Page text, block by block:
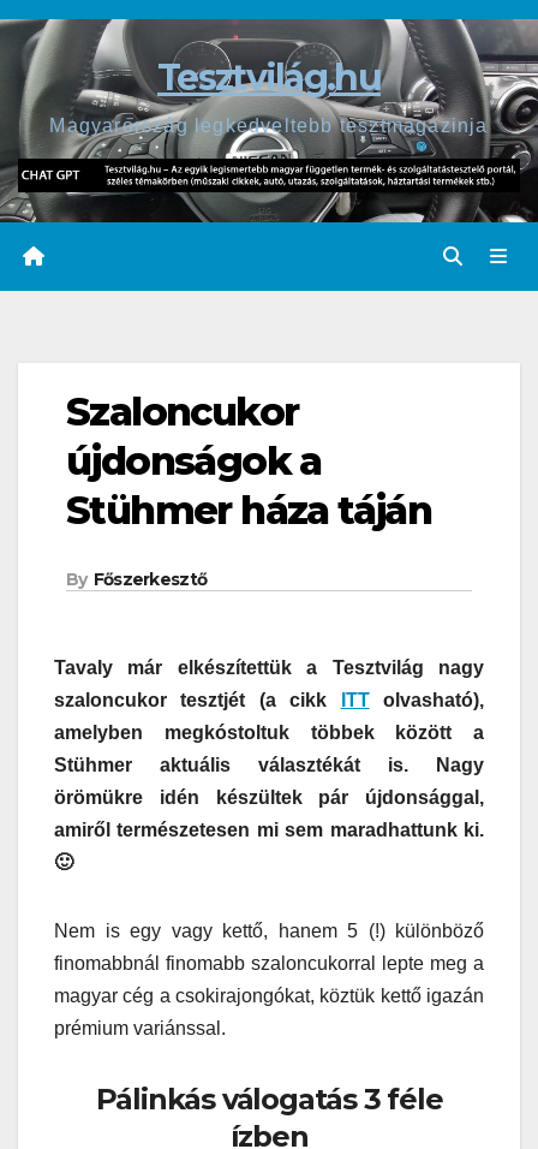
Skip
content
Tesztvilág.hu
Magyarország legkedveltebb tesztmagazinja
Szaloncukor
újdonságok a
Stühmer háza táján
By Főszerkesztő
Tavaly már elkészítettük a Tesztvilág nagy
szaloncukor tesztjét (a cikk
ITTolvasható),
amelyben megkóstoltuk többek között a
Stühmer aktuális választékát is. Nagy
örömükre idén készültek pár újdonsággal,
amiről természetesen mi sem maradhattunk ki.
🙂
Nem is egy vagy kettő, hanem 5 (!) különböző
finomabbnál finomabb szaloncukorral lepte meg a
magyar cég a csokirajongókat, köztük kettő igazán
prémium variánssal.
Pálinkás válogatás 3 féle
ízben